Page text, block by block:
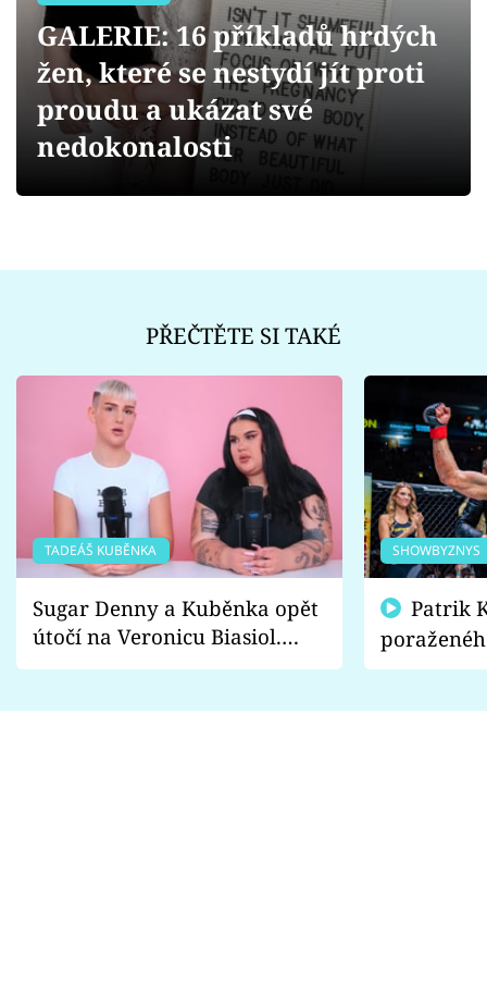
Videa
Sledujte prima+
GALERIE: 16 příkladů hrdých
žen, které se nestydí jít proti
proudu a ukázat své
nedokonalosti
PŘEČTĚTE SI TAKÉ
TADEÁŠ KUBĚNKA
Sugar Denny a Kuběnka opět
útočí na Veronicu Biasiol.
Proč je podle nich falešná a
SHOWBYZNYS
fanoušci